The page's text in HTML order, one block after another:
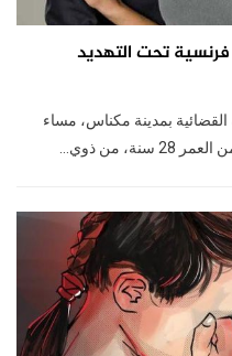
تحت التهديد
بمدينة مكناس، مساء
من ذوي…